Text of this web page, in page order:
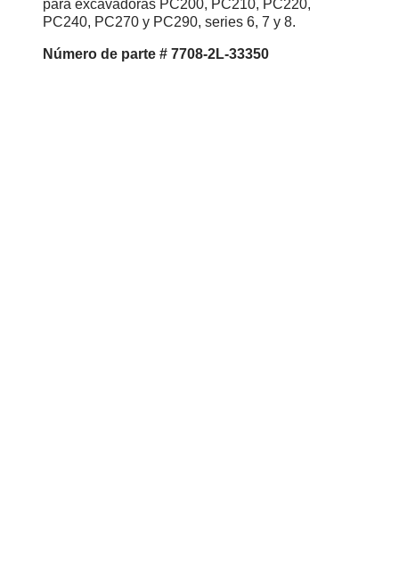
para excavadoras PC200, PC210, PC220,
PC240, PC270 y PC290, series 6, 7 y 8.
Número de parte # 7708-2L-33350